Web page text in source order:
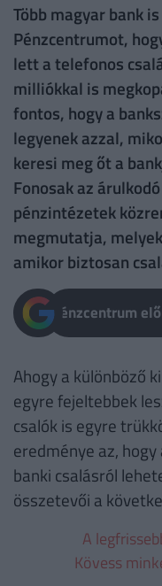
Több magyar bank
Pénzcentrumot,
lett a telefonos
milliókkal is
fontos, hogy a
legyenek azzal,
keresi meg őt a
Fonosak az
pénzintézetek
megmutatja,
amikor biztosan
Pénzcentrum
Ahogy a különböző
egyre fejeltebbek
csalók is egyre
eredménye az,
banki csalásról
összetevői a
A
Kövess